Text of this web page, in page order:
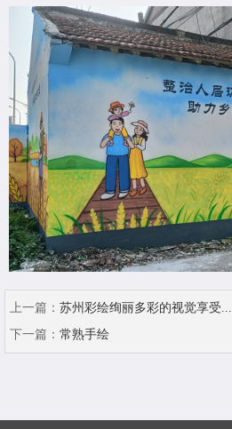
上一篇： 苏州彩绘绚丽多彩的视觉享受...
下一篇： 常熟手绘